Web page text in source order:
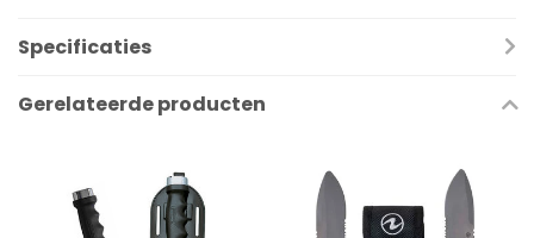
Specificaties
Gerelateerde producten